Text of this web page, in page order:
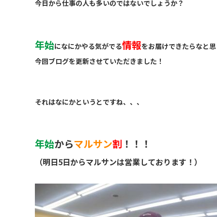
今日から仕事の人も多いのではないでしょうか？
年始になにかやる気がでる情報をお届けできたらなと
今回ブログを更新させていただきました！
それはなにかというとですね、、、
年始からマルサン割 ！！！
（明日5日からマルサンは営業しております！）